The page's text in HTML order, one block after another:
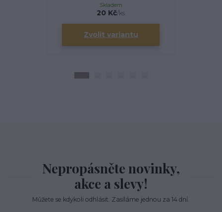
20 Kč/ks
Skladem
Zvolit variantu
Nepropásněte novinky,
akce a slevy!
Můžete se kdykoli odhlásit. Zasíláme jednou za 14 dní.